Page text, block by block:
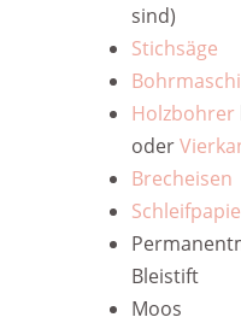
sind)
Stichsäge
Holzbohrer
oder
Brecheisen
Bleistift
Moos